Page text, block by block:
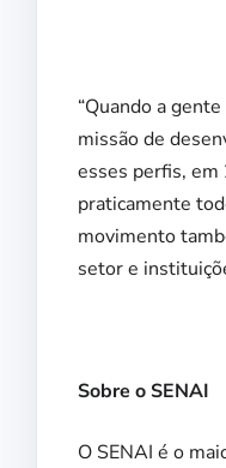
“Quando a
missão de
esses perfis, em
praticamente
movimento
setor e
Sobre o SENAI
O SENAI é o